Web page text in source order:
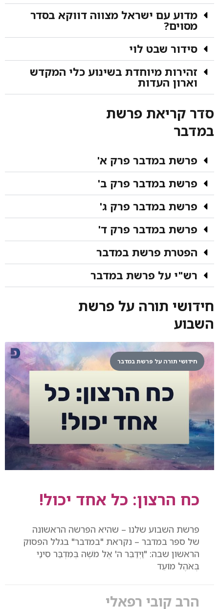
מדוע עם ישראל מצווה דווקא בסדר
מסוים?
סידור שבט לוי
זהירות מיוחדת בשינוע כלי המקדש
וארון העדות
סדר קריאת פרשת
במדבר
פרשת במדבר פרק א'
פרשת במדבר פרק ב'
פרשת במדבר פרק ג'
פרשת במדבר פרק ד'
הפטרת פרשת במדבר
רש"י על פרשת במדבר
חידושי תורה על פרשת
השבוע
חידושי תורה על פרשת במדבר
כח הרצון: כל אחד יכול!
פרשת השבוע שלנו – שהיא הפרשה הראשונה
של ספר במדבר – נקראת "במדבר" בגלל הפסוק
הראשון שבה: "וַיְדַבֵּר ה' אֶל מֹשֶׁה בְּמִדְבַּר סִינַי
בְּאֹהֶל מוֹעֵד
הרב קובי רפאלי